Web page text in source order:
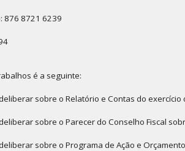
876 8721 6239
é a seguinte:
sobre o Relatório e Contas do exercício
sobre o Parecer do Conselho Fiscal
sobre o Programa de Ação e